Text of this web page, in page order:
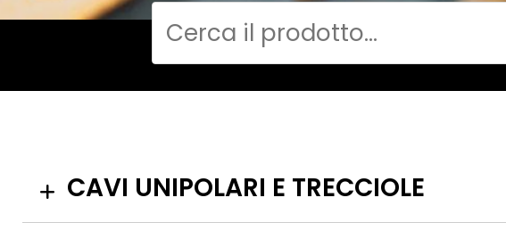
ELETTRONICA
Cerca
CAVI UNIPOLARI E TRECCIOLE